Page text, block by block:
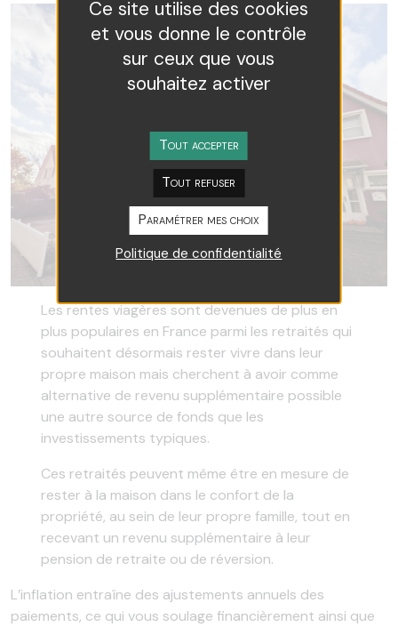
Les rentes viagères sont devenues de plus en
plus populaires en France parmi les retraités qui
souhaitent désormais rester vivre dans leur
propre maison mais cherchent à avoir comme
alternative de revenu supplémentaire possible
une autre source de fonds que les
investissements typiques.
Ces retraités peuvent même être en mesure de
rester à la maison dans le confort de la
propriété, au sein de leur propre famille, tout en
recevant un revenu supplémentaire à leur
pension de retraite ou de réversion.
L’inflation entraîne des ajustements annuels des
paiements, ce qui vous soulage financièrement ainsi que
Ce site utilise des cookies
et vous donne le contrôle
sur ceux que vous
souhaitez activer
Tout accepter
Tout refuser
Paramétrer mes choix
Politique de confidentialité